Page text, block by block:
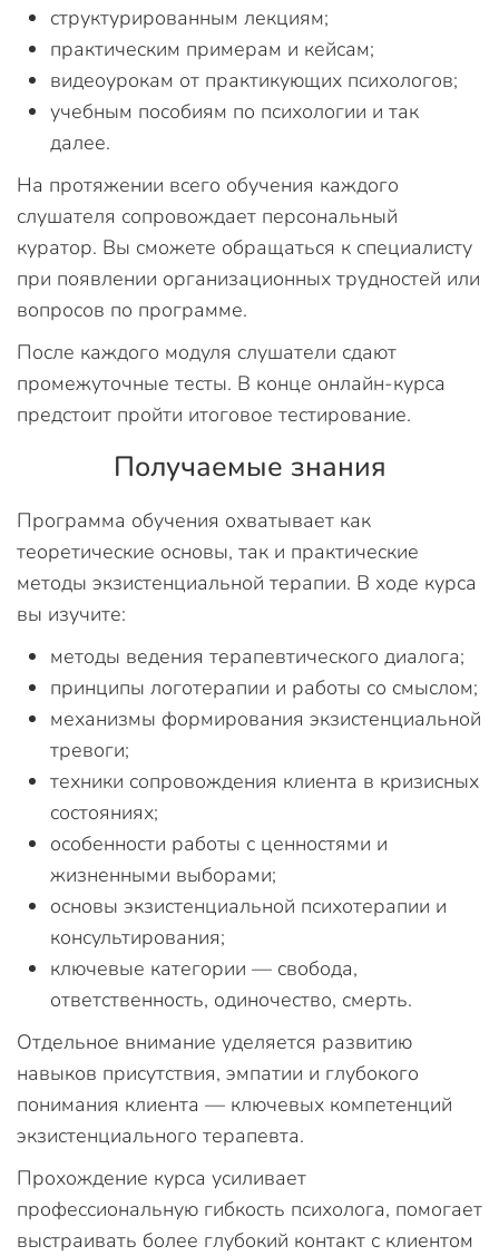
структурированным лекциям;
практическим примерам и кейсам;
видеоурокам от практикующих психологов;
учебным пособиям по психологии и так
далее.
На протяжении всего обучения каждого
слушателя сопровождает персональный
куратор. Вы сможете обращаться к специалисту
при появлении организационных трудностей или
вопросов по программе.
После каждого модуля слушатели сдают
промежуточные тесты. В конце онлайн-курса
предстоит пройти итоговое тестирование.
Получаемые знания
Программа обучения охватывает как
теоретические основы, так и практические
методы экзистенциальной терапии. В ходе курса
вы изучите:
методы ведения терапевтического диалога;
принципы логотерапии и работы со смыслом;
механизмы формирования экзистенциальной
тревоги;
техники сопровождения клиента в кризисных
состояниях;
особенности работы с ценностями и
жизненными выборами;
основы экзистенциальной психотерапии и
консультирования;
ключевые категории — свобода,
ответственность, одиночество, смерть.
Отдельное внимание уделяется развитию
навыков присутствия, эмпатии и глубокого
понимания клиента — ключевых компетенций
экзистенциального терапевта.
Прохождение курса усиливает
профессиональную гибкость психолога, помогает
выстраивать более глубокий контакт с клиентом